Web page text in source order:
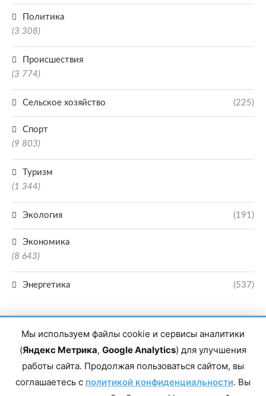
Политика
(3 308)
Происшествия
(3 774)
Сельское хозяйство (225)
Спорт
(9 803)
Туризм
(1 344)
Экология (191)
Экономика
(8 643)
Энергетика (537)
Главный редактор сетевого издания Магомаев Тимур Нухович. Контакты
Мы используем файлы cookie и сервисы аналитики
(Яндекс Метрика, Google Analytics) для улучшения
работы сайта. Продолжая пользоваться сайтом, вы
соглашаетесь с политикой конфиденциальности. Вы